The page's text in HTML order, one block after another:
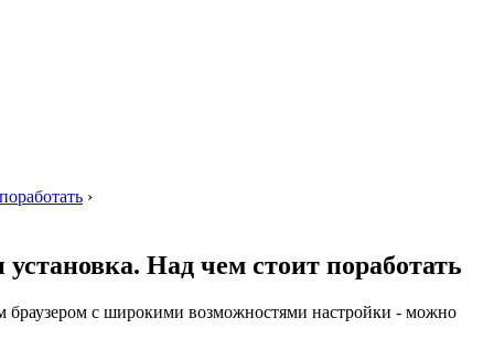
›
Над чем стоит поработать
браузером с широкими возможностями настройки - можно